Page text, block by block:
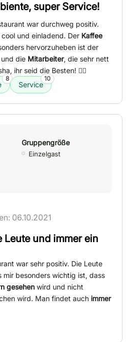
super Service!
war durchweg positiv.
und einladend. Der Kaffee
hervorzuheben ist der
die Mitarbeiter, die sehr nett
ihr seid die Besten! 👍🏼
8
Service
10
Gruppengröße
Einzelgast
06.10.2021
Leute und immer ein
war sehr positiv. Die Leute
mir besonders wichtig ist, dass
gesehen wird und nicht
wird. Man findet auch immer